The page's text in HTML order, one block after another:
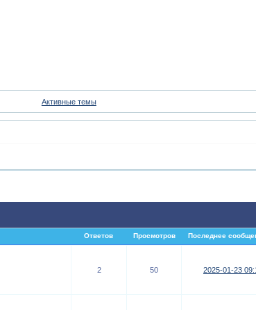
Активные темы
Ответов Просмотров Последнее
2
50 2025-01-23